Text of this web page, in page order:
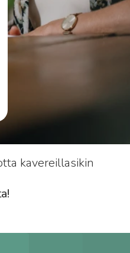
kavereillasikin